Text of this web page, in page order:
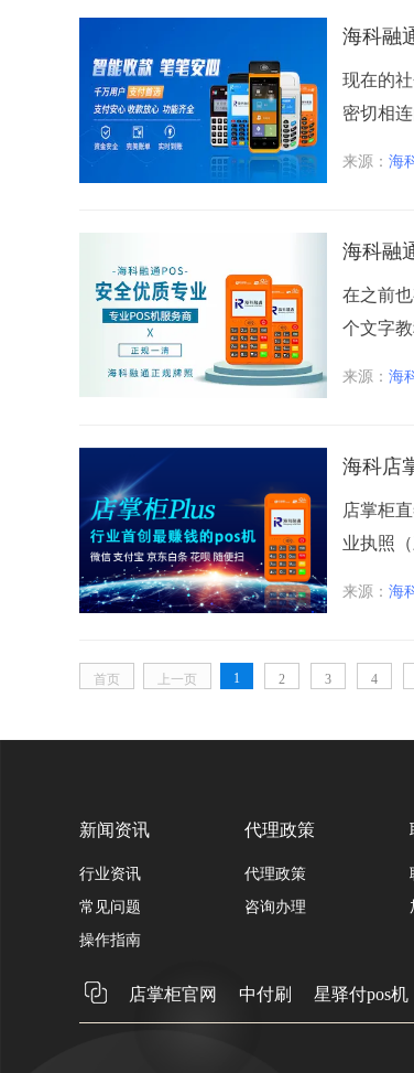
海科融
现在的
密切相
来源：海
海科融
在之前
个文字
来源：海
海科店
店掌柜
业执照
来源：海
首页 上一页 1 2 3 4
新闻资讯
行业资讯
常见问题
操作指南
代理政策
代理政策
咨询办理
店掌柜官网 中付刷 星驿付pos机